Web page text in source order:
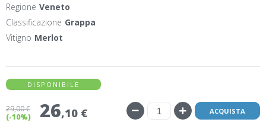
Regione Veneto
Classificazione Grappa
Vitigno Merlot
DISPONIBILE
29,00 €
(-10%)
26,10 € ACQUISTA